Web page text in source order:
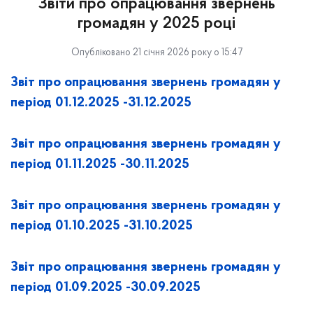
Звіти про опрацювання звернень
громадян у 2025 році
Опубліковано 21 січня 2026 року о 15:47
Звіт про опрацювання звернень громадян у
період 01.12.2025 -31.12.2025
Звіт про опрацювання звернень громадян у
період 01.11.2025 -30.11.2025
Звіт про опрацювання звернень громадян у
період 01.10.2025 -31.10.2025
Звіт про опрацювання звернень громадян у
період 01.09.2025 -30.09.2025